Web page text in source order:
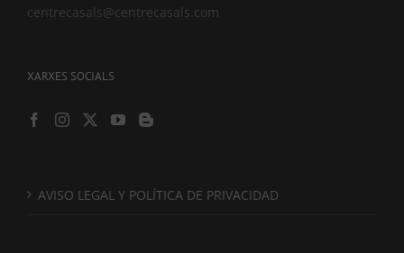
centrecasals@centrecasals.com
XARXES SOCIALS
AVISO LEGAL Y POLÍTICA DE PRIVACIDAD